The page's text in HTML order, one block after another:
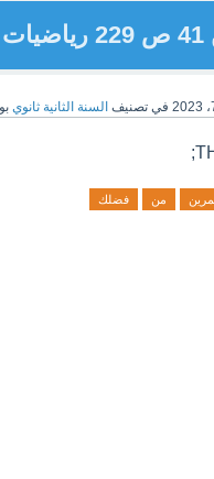
في تصنيف السنة الثانية ثانوي
من فضلك